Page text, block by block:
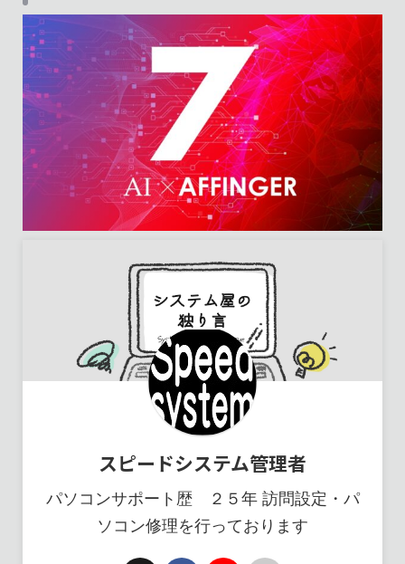
スピードシステム管理者
パソコンサポート歴 ２５年 訪問設定・パ
ソコン修理を行っております